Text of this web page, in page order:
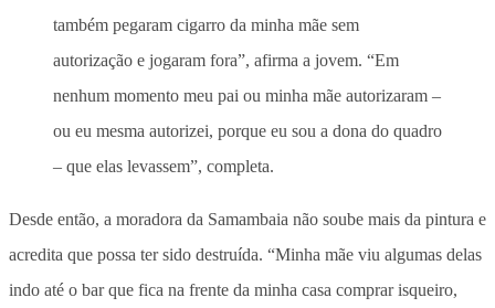
também pegaram cigarro da minha mãe sem
autorização e jogaram fora”, afirma a jovem. “Em
nenhum momento meu pai ou minha mãe autorizaram –
ou eu mesma autorizei, porque eu sou a dona do quadro
– que elas levassem”, completa.
Desde então, a moradora da Samambaia não soube mais da pintura e
acredita que possa ter sido destruída. “Minha mãe viu algumas delas
indo até o bar que fica na frente da minha casa comprar isqueiro,